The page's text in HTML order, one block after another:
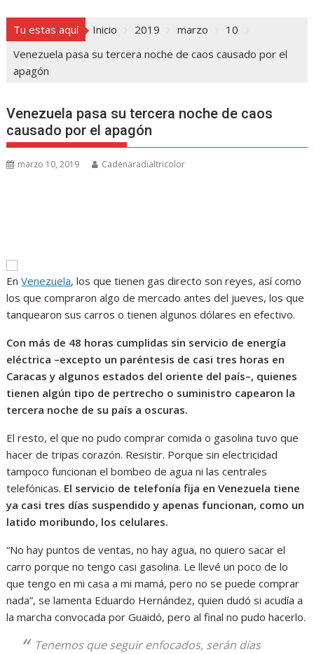
Tu estas aquí Inicio 2019 marzo
10
Venezuela pasa su tercera noche de caos causado por el
apagón
Venezuela pasa su tercera noche de caos
causado por el apagón
marzo 10, 2019 Cadenaradialtricolor
EnVenezuela, los que tienen gas directo son reyes, así como
los que compraron algo de mercado antes del jueves, los que
tanquearon sus carros o tienen algunos dólares en efectivo.
Con más de 48 horas cumplidas sin servicio de energía
eléctrica –excepto un paréntesis de casi tres horas en
Caracas y algunos estados del oriente del país–, quienes
tienen algún tipo de pertrecho o suministro capearon la
tercera noche de su país a oscuras.
El resto, el que no pudo comprar comida o gasolina tuvo que
hacer de tripas corazón. Resistir. Porque sin electricidad
tampoco funcionan el bombeo de agua ni las centrales
telefónicas. El servicio de telefonía fija en Venezuela tiene
ya casi tres días suspendido y apenas funcionan, como un
latido moribundo, los celulares.
“No hay puntos de ventas, no hay agua, no quiero sacar el
carro porque no tengo casi gasolina. Le llevé un poco de lo
que tengo en mi casa a mi mamá, pero no se puede comprar
nada”, se lamenta Eduardo Hernández, quien dudó si acudía a
la marcha convocada por Guaidó, pero al final no pudo hacerlo.
Tenemos que seguir enfocados, serán días